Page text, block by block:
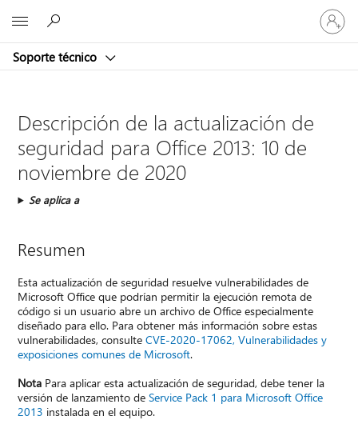
Soporte técnico
Iniciar
sesión
en
cuenta
Descripción de la actualización de
seguridad para Office 2013: 10 de
noviembre de 2020
Se aplica a
Resumen
Esta actualización de seguridad resuelve vulnerabilidades de
Microsoft Office que podrían permitir la ejecución remota de
código si un usuario abre un archivo de Office especialmente
diseñado para ello. Para obtener más información sobre estas
vulnerabilidades, consulteCVE-2020-17062, Vulnerabilidades y
exposiciones comunes de Microsoft.
Nota Para aplicar esta actualización de seguridad, debe tener la
versión de lanzamiento deService Pack 1 para Microsoft Office
2013 instalada en el equipo.